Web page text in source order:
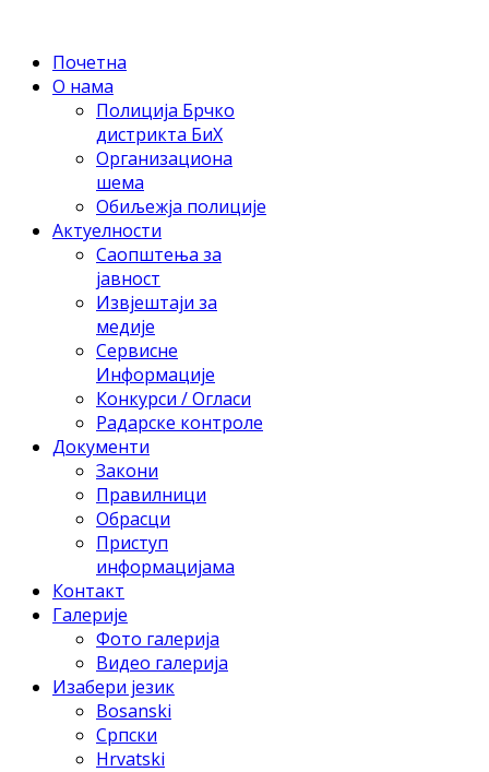
Почетна
О нама
Полиција Брчко
дистрикта БиХ
Организациона
шема
Обиљежја полиције
Актуелности
Саопштења за
јавност
Извјештаји за
медије
Сервисне
Информације
Конкурси / Огласи
Радарске контроле
Документи
Закони
Правилници
Обрасци
Приступ
информацијама
Контакт
Галерије
Фото галерија
Видео галерија
Изабери језик
Bosanski
Српски
Hrvatski